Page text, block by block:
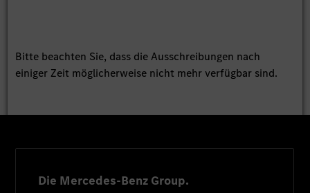
Bitte beachten Sie, dass die Ausschreibungen nach
einiger Zeit möglicherweise nicht mehr verfügbar sind.
Die Mercedes-Benz Group.